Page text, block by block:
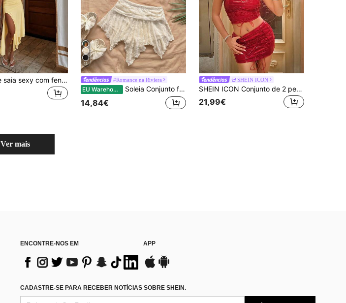
Conjunto de saia sexy com fenda assimétrica e alças finas para verão, elegante
11
#Romance na Riviera
EU Warehouse Soleia Conjunto feminino de top e saia de renda, cor damasco, adequado para férias, praia, festival de música, festa, roupa de verão
14,84€
SHEIN ICON
SHEIN ICON Conjunto de 2 peças slim fit em PU vermelho com top sem alças decorado com cruz e alças finas e saia
21,99€
Ver mais
ENCONTRE-NOS EM APP
CADASTRE-SE PARA RECEBER NOTÍCIAS SOBRE SHEIN.